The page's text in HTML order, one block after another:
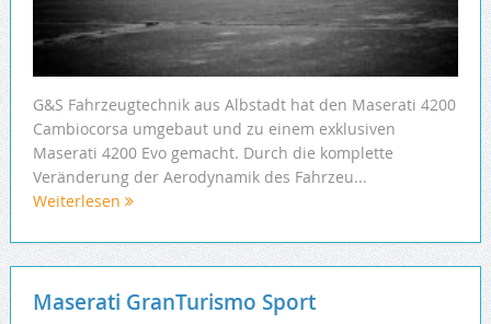
G&S Fahrzeugtechnik aus Albstadt hat den Maserati 4200
Cambiocorsa umgebaut und zu einem exklusiven
Maserati 4200 Evo gemacht. Durch die komplette
Veränderung der Aerodynamik des Fahrzeu...
Weiterlesen
Maserati GranTurismo Sport